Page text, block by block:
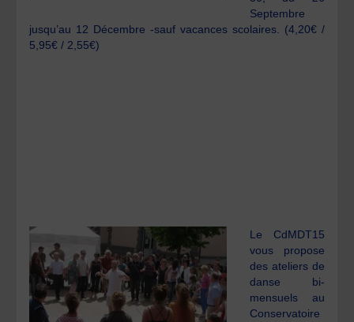
Septembre
jusqu’au 12 Décembre -sauf vacances scolaires. (4,20€ /
5,95€ / 2,55€)
Le CdMDT15
vous propose
des ateliers de
danse bi-
mensuels au
Conservatoire